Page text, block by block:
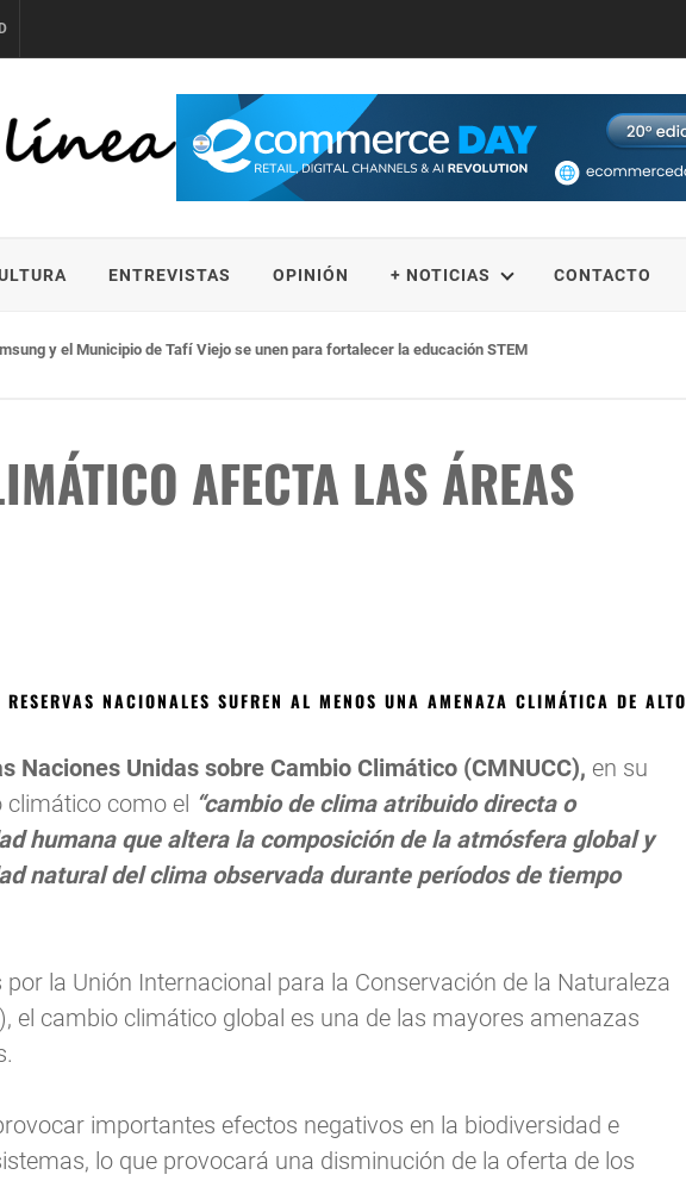
ENTREVISTAS OPINIÓN + NOTICIAS CONTACTO
Benz celebra 30 años como Safety Car oficial de la F1®
AFECTA LAS ÁREAS
NACIONALES SUFREN AL MENOS UNA AMENAZA CLIMÁTICA DE ALTO
Naciones Unidas sobre Cambio Climático (CMNUCC), en su
climático como el “cambio de clima atribuido directa o
humana que altera la composición de la atmósfera global y
natural del clima observada durante períodos de tiempo
la Unión Internacional para la Conservación de la Naturaleza
el cambio climático global es una de las mayores amenazas
importantes efectos negativos en la biodiversidad e
lo que provocará una disminución de la oferta de los